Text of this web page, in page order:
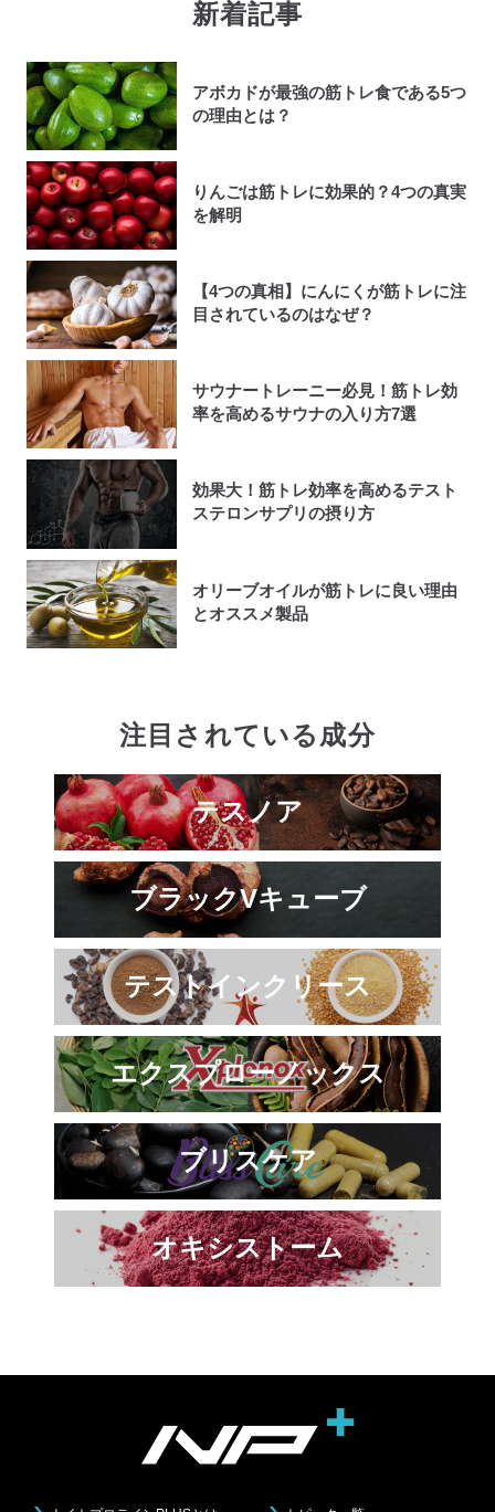
新着記事
アボカドが最強の筋トレ食である5つ
の理由とは？
りんごは筋トレに効果的？4つの真実
を解明
【4つの真相】にんにくが筋トレに注
目されているのはなぜ？
サウナートレーニー必見！筋トレ効
率を高めるサウナの入り方7選
効果大！筋トレ効率を高めるテスト
ステロンサプリの摂り方
オリーブオイルが筋トレに良い理由
とオススメ製品
注目されている成分
テスノア
ブラックVキューブ
テストインクリース
エクスプローノックス
ブリスケア
オキシストーム